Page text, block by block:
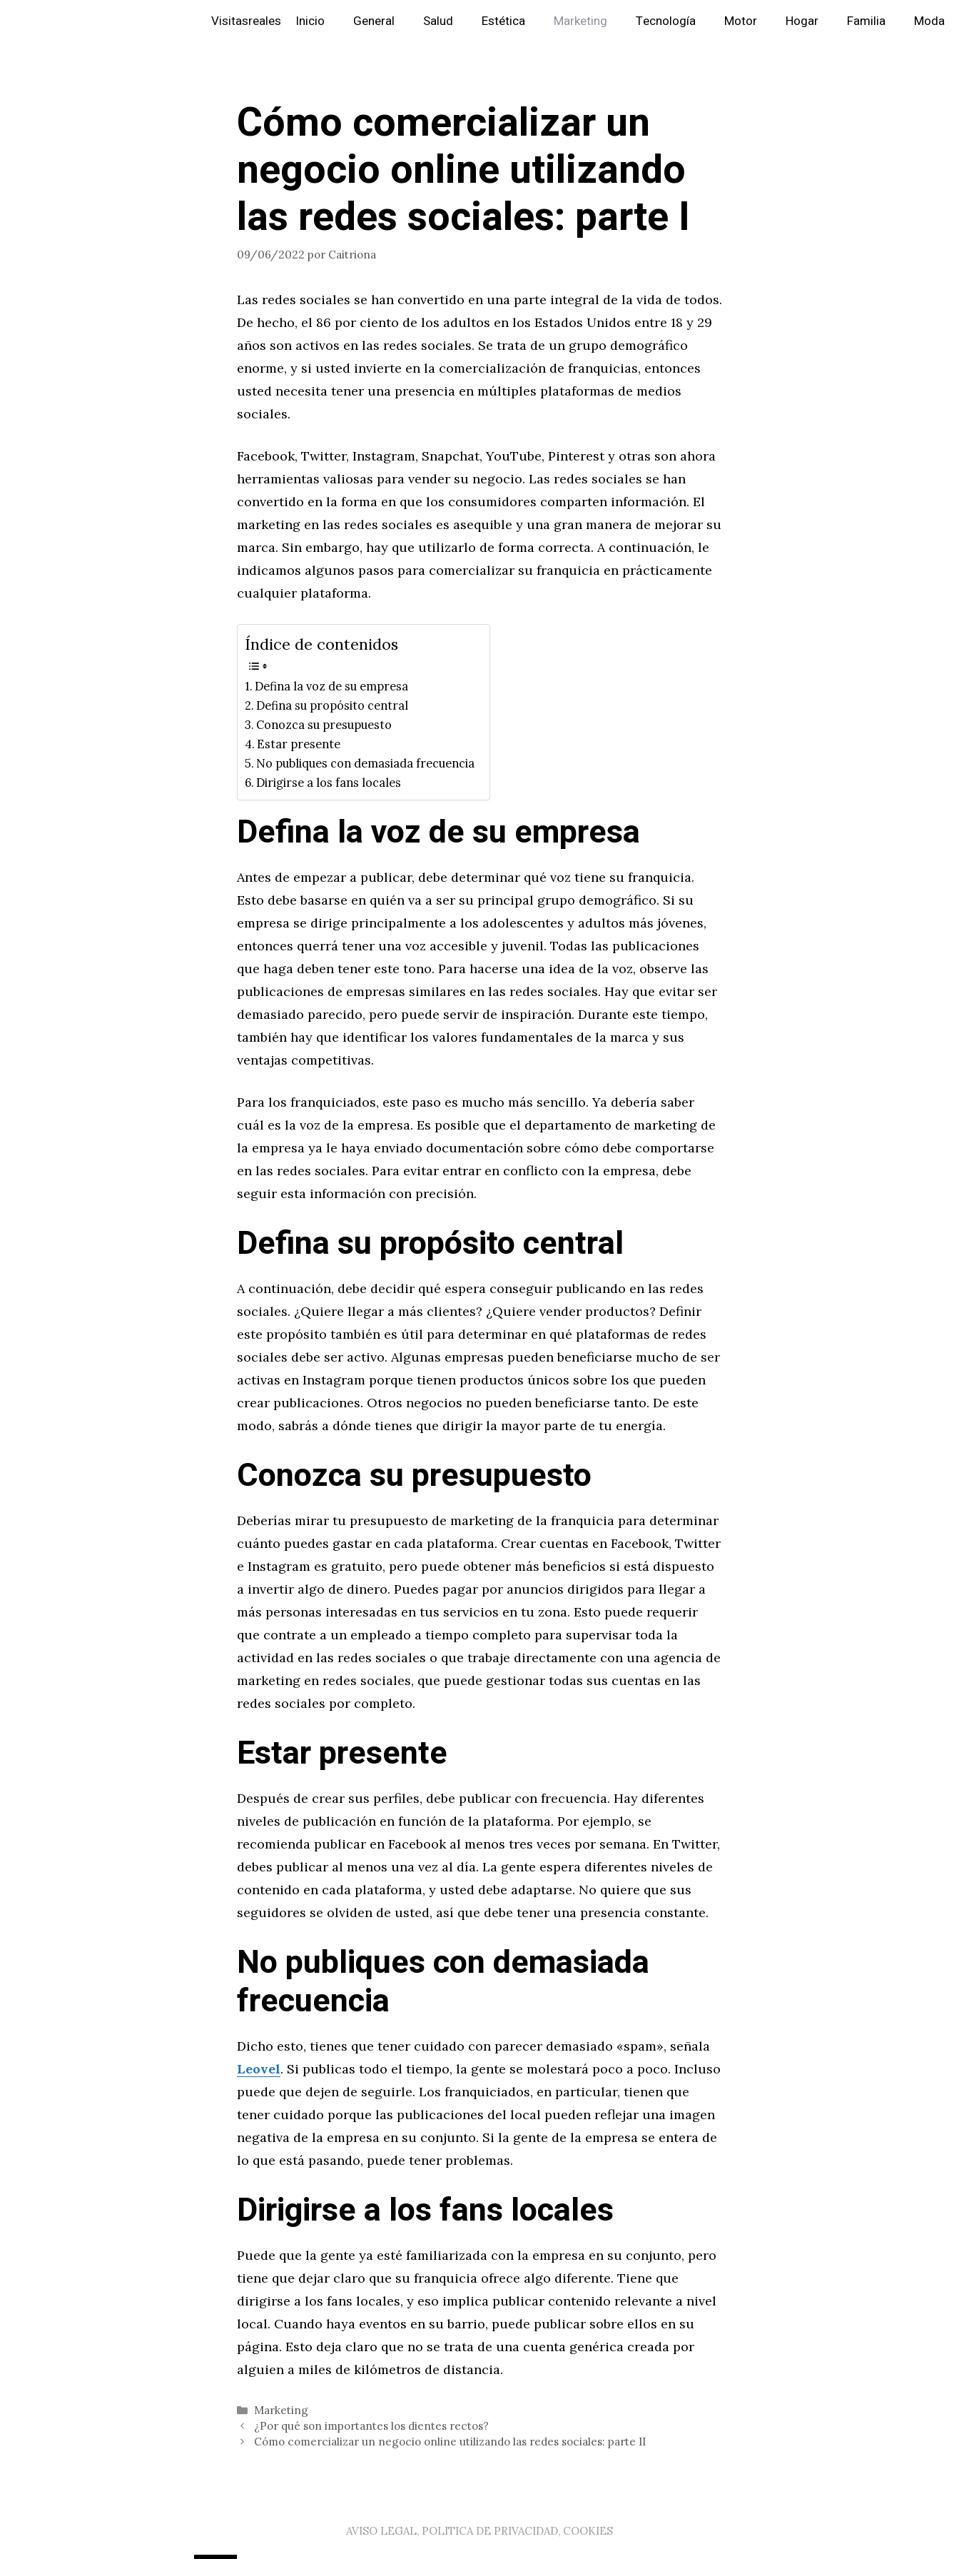
Visitasreales Inicio General Salud Estética Marketing Tecnología Motor Hogar Familia Moda
Cómo comercializar un
negocio online utilizando
las redes sociales: parte I
09/06/2022 por Caitriona
Las redes sociales se han convertido en una parte integral de la vida de todos.
De hecho, el 86 por ciento de los adultos en los Estados Unidos entre 18 y 29
años son activos en las redes sociales. Se trata de un grupo demográfico
enorme, y si usted invierte en la comercialización de franquicias, entonces
usted necesita tener una presencia en múltiples plataformas de medios
sociales.
Facebook, Twitter, Instagram, Snapchat, YouTube, Pinterest y otras son ahora
herramientas valiosas para vender su negocio. Las redes sociales se han
convertido en la forma en que los consumidores comparten información. El
marketing en las redes sociales es asequible y una gran manera de mejorar su
marca. Sin embargo, hay que utilizarlo de forma correcta. A continuación, le
indicamos algunos pasos para comercializar su franquicia en prácticamente
cualquier plataforma.
Índice de contenidos
Defina la voz de su empresa
Defina su propósito central
Conozca su presupuesto
Estar presente
No publiques con demasiada frecuencia
Dirigirse a los fans locales
Defina la voz de su empresa
Antes de empezar a publicar, debe determinar qué voz tiene su franquicia.
Esto debe basarse en quién va a ser su principal grupo demográfico. Si su
empresa se dirige principalmente a los adolescentes y adultos más jóvenes,
entonces querrá tener una voz accesible y juvenil. Todas las publicaciones
que haga deben tener este tono. Para hacerse una idea de la voz, observe las
publicaciones de empresas similares en las redes sociales. Hay que evitar ser
demasiado parecido, pero puede servir de inspiración. Durante este tiempo,
también hay que identificar los valores fundamentales de la marca y sus
ventajas competitivas.
Para los franquiciados, este paso es mucho más sencillo. Ya debería saber
cuál es la voz de la empresa. Es posible que el departamento de marketing de
la empresa ya le haya enviado documentación sobre cómo debe comportarse
en las redes sociales. Para evitar entrar en conflicto con la empresa, debe
seguir esta información con precisión.
Defina su propósito central
A continuación, debe decidir qué espera conseguir publicando en las redes
sociales. ¿Quiere llegar a más clientes? ¿Quiere vender productos? Definir
este propósito también es útil para determinar en qué plataformas de redes
sociales debe ser activo. Algunas empresas pueden beneficiarse mucho de ser
activas en Instagram porque tienen productos únicos sobre los que pueden
crear publicaciones. Otros negocios no pueden beneficiarse tanto. De este
modo, sabrás a dónde tienes que dirigir la mayor parte de tu energía.
Conozca su presupuesto
Deberías mirar tu presupuesto de marketing de la franquicia para determinar
cuánto puedes gastar en cada plataforma. Crear cuentas en Facebook, Twitter
e Instagram es gratuito, pero puede obtener más beneficios si está dispuesto
a invertir algo de dinero. Puedes pagar por anuncios dirigidos para llegar a
más personas interesadas en tus servicios en tu zona. Esto puede requerir
que contrate a un empleado a tiempo completo para supervisar toda la
actividad en las redes sociales o que trabaje directamente con una agencia de
marketing en redes sociales, que puede gestionar todas sus cuentas en las
redes sociales por completo.
Estar presente
Después de crear sus perfiles, debe publicar con frecuencia. Hay diferentes
niveles de publicación en función de la plataforma. Por ejemplo, se
recomienda publicar en Facebook al menos tres veces por semana. En Twitter,
debes publicar al menos una vez al día. La gente espera diferentes niveles de
contenido en cada plataforma, y usted debe adaptarse. No quiere que sus
seguidores se olviden de usted, así que debe tener una presencia constante.
No publiques con demasiada
frecuencia
Dicho esto, tienes que tener cuidado con parecer demasiado «spam», señala
Leovel. Si publicas todo el tiempo, la gente se molestará poco a poco. Incluso
puede que dejen de seguirle. Los franquiciados, en particular, tienen que
tener cuidado porque las publicaciones del local pueden reflejar una imagen
negativa de la empresa en su conjunto. Si la gente de la empresa se entera de
lo que está pasando, puede tener problemas.
Dirigirse a los fans locales
Puede que la gente ya esté familiarizada con la empresa en su conjunto, pero
tiene que dejar claro que su franquicia ofrece algo diferente. Tiene que
dirigirse a los fans locales, y eso implica publicar contenido relevante a nivel
local. Cuando haya eventos en su barrio, puede publicar sobre ellos en su
página. Esto deja claro que no se trata de una cuenta genérica creada por
alguien a miles de kilómetros de distancia.
Categorías
Marketing
¿Por qué son importantes los dientes rectos?
Cómo comercializar un negocio online utilizando las redes sociales: parte II
AVISO LEGAL, POLITICA DE PRIVACIDAD, COOKIES